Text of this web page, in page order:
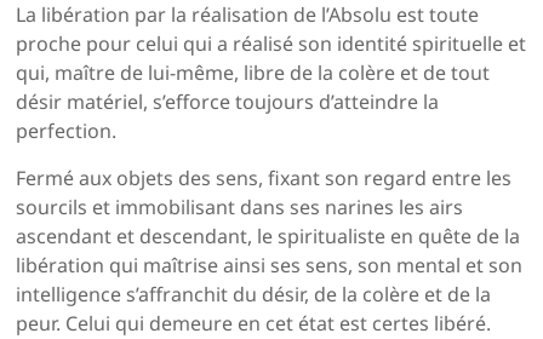
La libération par la réalisation de l’Absolu est toute
proche pour celui qui a réalisé son identité spirituelle et
qui, maître de lui-même, libre de la colère et de tout
désir matériel, s’efforce toujours d’atteindre la
perfection.
Fermé aux objets des sens, fixant son regard entre les
sourcils et immobilisant dans ses narines les airs
ascendant et descendant, le spiritualiste en quête de la
libération qui maîtrise ainsi ses sens, son mental et son
intelligence s’affranchit du désir, de la colère et de la
peur. Celui qui demeure en cet état est certes libéré.